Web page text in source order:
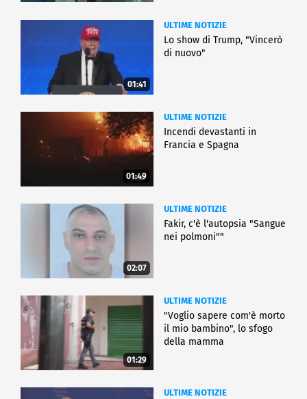
01:41
ULTIME NOTIZIE
Lo show di Trump, "Vincerò
di nuovo"
01:49
ULTIME NOTIZIE
Incendi devastanti in
Francia e Spagna
02:07
ULTIME NOTIZIE
Fakir, c'è l'autopsia "Sangue
nei polmoni""
01:29
ULTIME NOTIZIE
"Voglio sapere com'è morto
il mio bambino", lo sfogo
della mamma
ULTIME NOTIZIE